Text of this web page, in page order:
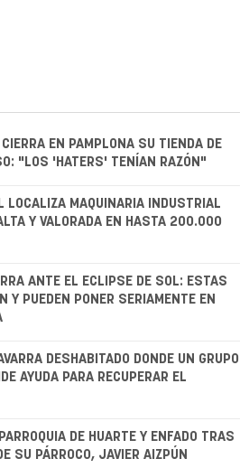
EN PAMPLONA SU TIENDA DE
"LOS 'HATERS' TENÍAN RAZÓN"
LOCALIZA MAQUINARIA INDUSTRIAL
Y VALORADA EN HASTA 200.000
ANTE EL ECLIPSE DE SOL: ESTAS
Y PUEDEN PONER SERIAMENTE EN
DESHABITADO DONDE UN GRUPO
AYUDA PARA RECUPERAR EL
DE HUARTE Y ENFADO TRAS
SU PÁRROCO, JAVIER AIZPÚN